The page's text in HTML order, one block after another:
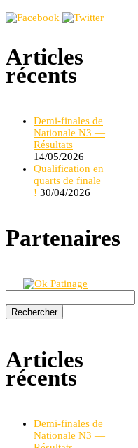
Articles
récents
Demi-finales de
Nationale N3 —
Résultats
14/05/2026
Qualification en
quarts de finale
! 30/04/2026
Partenaires
Articles
récents
Demi-finales de
Nationale N3 —